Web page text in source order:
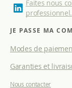
o
r
l
Faites nous
professionnel.
JE PASSE MA
Modes de
Garanties et
Nous contacter